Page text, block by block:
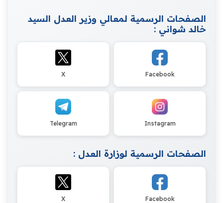
الصفحات الرسمية لمعالي وزير العدل السيد
خالد شواني :
Facebook
X
Instagram
Telegram
الصفحات الرسمية لوزارة العدل :
Facebook
X